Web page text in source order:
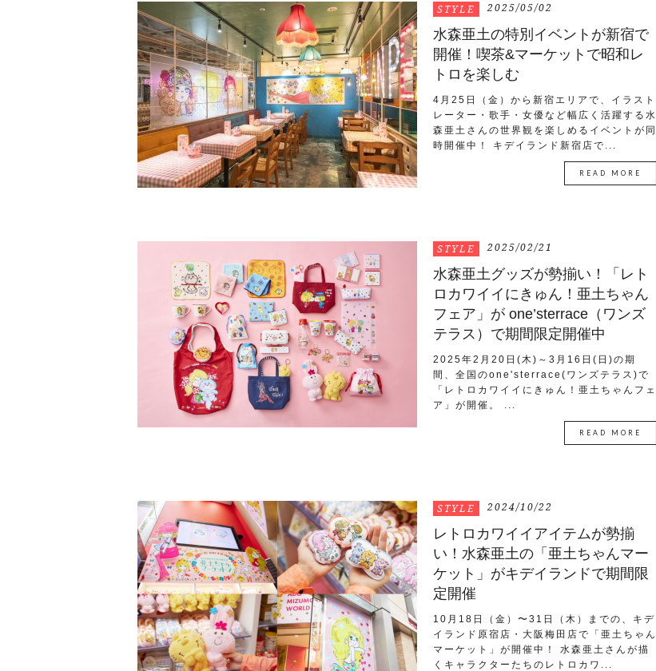
STYLE 2025/05/02
水森亜土の特別イベントが新宿で
開催！喫茶&マーケットで昭和レ
トロを楽しむ
4月25日（金）から新宿エリアで、イラスト
レーター・歌手・女優など幅広く活躍する水
森亜土さんの世界観を楽しめるイベントが同
時開催中！ キデイランド新宿店で...
READ MORE
STYLE 2025/02/21
水森亜土グッズが勢揃い！「レト
ロカワイイにきゅん！亜土ちゃん
フェア」が one’sterrace（ワンズ
テラス）で期間限定開催中
2025年2月20日(木)～3月16日(日)の期
間、全国のone'sterrace(ワンズテラス)で
「レトロカワイイにきゅん！亜土ちゃんフェ
ア」が開催。 ...
READ MORE
STYLE 2024/10/22
レトロカワイイアイテムが勢揃
い！水森亜土の「亜土ちゃんマー
ケット」がキデイランドで期間限
定開催
10月18日（金）〜31日（木）までの、キデ
イランド原宿店・大阪梅田店で「亜土ちゃん
マーケット」が開催中！ 水森亜土さんが描
くキャラクターたちのレトロカワ...